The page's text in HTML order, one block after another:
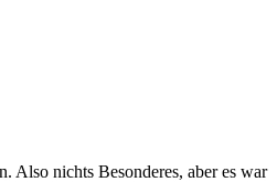
Also nichts Besonderes, aber es war